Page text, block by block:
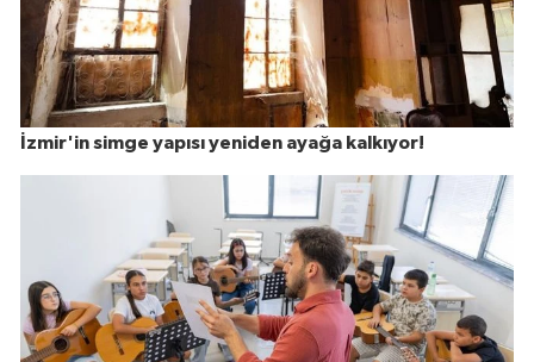
İzmir'in simge yapısı yeniden ayağa kalkıyor!